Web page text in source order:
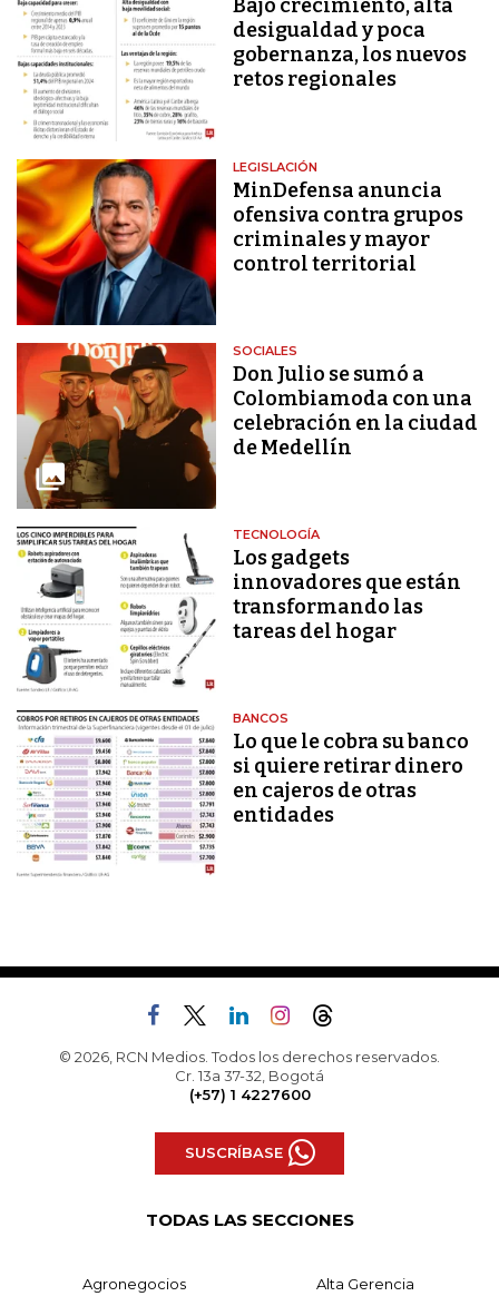
Bajo crecimiento, alta
desigualdad y poca
gobernanza, los nuevos
retos regionales
LEGISLACIÓN
MinDefensa anuncia
ofensiva contra grupos
criminales y mayor
control territorial
SOCIALES
Don Julio se sumó a
Colombiamoda con una
celebración en la ciudad
de Medellín
TECNOLOGÍA
Los gadgets
innovadores que están
transformando las
tareas del hogar
BANCOS
Lo que le cobra su banco
si quiere retirar dinero
en cajeros de otras
entidades
© 2026, RCN Medios. Todos los derechos reservados.
Cr. 13a 37-32, Bogotá
(+57) 1 4227600
SUSCRÍBASE
TODAS LAS SECCIONES
Agronegocios Alta Gerencia